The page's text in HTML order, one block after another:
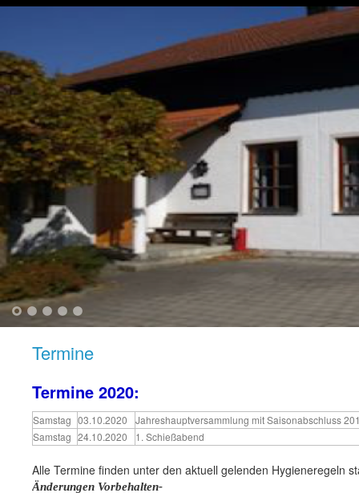
Termine
Termine 2020:
Samstag 03.10.2020
Jahreshauptversammlung mit Saisonabschluss
Samstag 24.10.2020 1. Schießabend
Alle Termine finden unter den aktuell gelenden Hygieneregeln
Änderungen Vorbehalten-